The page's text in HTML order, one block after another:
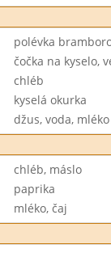
polévka
čočka na kyselo,
chléb
kyselá okurka
džus, voda, mléko
chléb, máslo
paprika
mléko, čaj